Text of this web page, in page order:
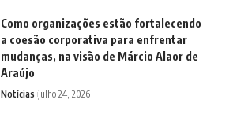
Como organizações estão fortalecendo
a coesão corporativa para enfrentar
mudanças, na visão de Márcio Alaor de
Araújo
Notícias julho 24, 2026